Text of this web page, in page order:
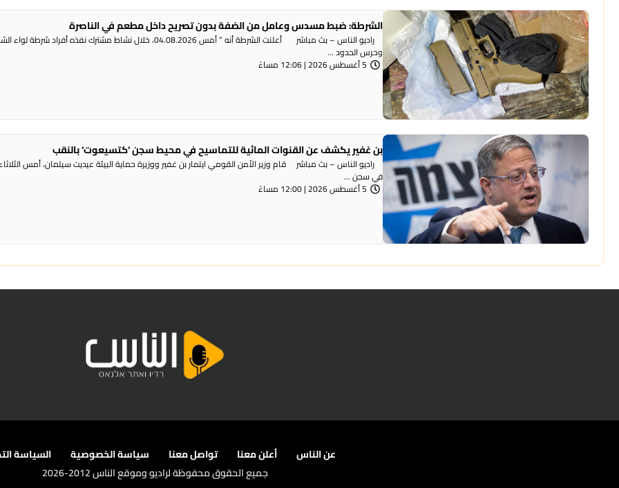
الشرطة: ضبط مسدس وعامل من الضفة بدون تصريح داخل مطعم في الناصرة
راديو الناس – بث مباشر أعلنت الشرطة أنه ” أمس 04.08.2026، خلال نشاط مشترك نفذه أفراد شرطة
وحرس الحدود ...
5 أغسطس 2026 | 12:06 مساءً
بن غفير يكشف عن القنوات المائية للتماسيح في محيط سجن ‘كتسيعوت‘ بالنقب
راديو الناس – بث مباشر قام وزير الأمن القومي ايتمار بن غفير ووزيرة حماية البيئة عيديت سيلمان، أمس
في سجن ...
5 أغسطس 2026 | 12:00 مساءً
عن الناس أعلن معنا تواصل معنا سياسة الخصوصية
السياسة
جميع الحقوق محفوظة لراديو وموقع الناس 2012-2026